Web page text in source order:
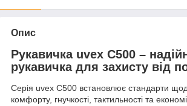
Опис
Рукавичка uvex C500 –
рукавичка для захисту від
Серія uvex C500 встановлює стандарти
комфорту, гнучкості, тактильності та